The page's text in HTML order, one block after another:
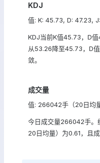
KDJ
值: K: 45.73, D: 47.23,
KDJ当前K值45.73，D
从53.26降至45.73，D
敛。
成交量
值: 266042手（20日均
今日成交量266042手。
20日均量）为0.61，且